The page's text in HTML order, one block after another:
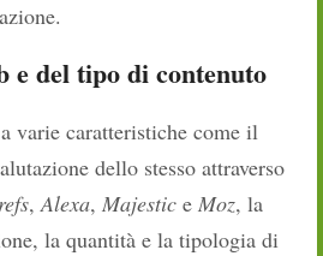
e del tipo di contenuto
varie caratteristiche come il
dello stesso attraverso
,Alexa, Majestic e Moz, la
la quantità e la tipologia di